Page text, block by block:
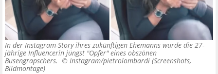
In der Instagram-Story ihres zukünftigen Ehemanns wurde die 27-
jährige Influencerin jüngst "Opfer" eines obszönen
Busengrapschers. © Instagram/pietrolombardi (Screenshots,
Bildmontage)